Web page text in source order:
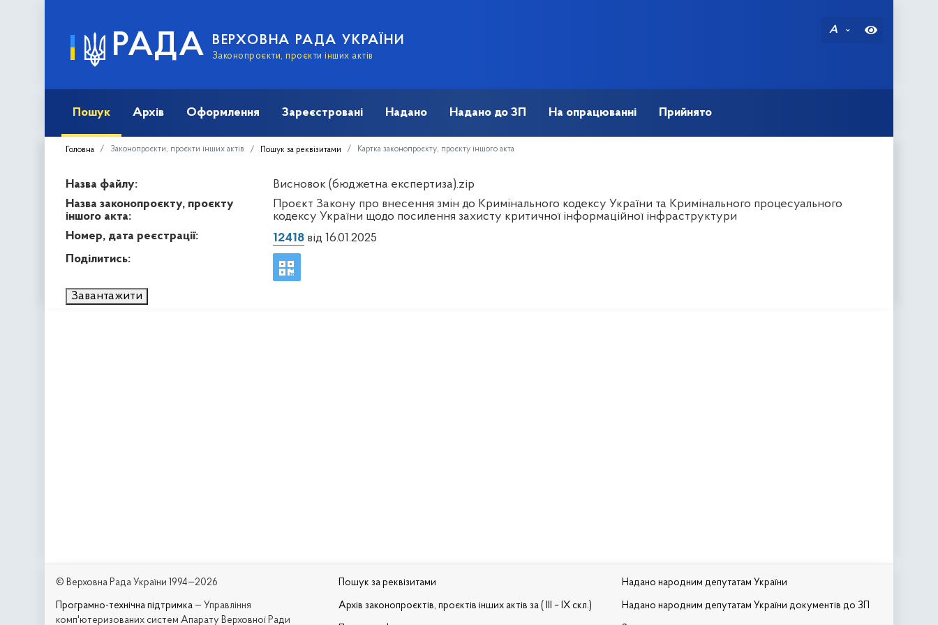
РАДА ВЕРХОВНА РАДА УКРАЇНИ
Законопроєкти, проєкти інших актів
A
Пошук Архів Оформлення Зареєстровані Надано Надано до ЗП На опрацюванні Прийнято
Головна Законопроєкти, проєкти інших актів Пошук за реквізитами Картка законопроєкту, проєкту іншого акта
Назва файлу:
Висновок (бюджетна експертиза).zip
Назва законопроєкту, проєкту
іншого акта:
Проєкт Закону про внесення змін до Кримінального кодексу України та Кримінального процесуального
кодексу України щодо посилення захисту критичної інформаційної інфраструктури
Номер, дата реєстрації:
12418від 16.01.2025
Поділитись:
Завантажити
© Верховна Рада України 1994—2026
Програмно-технічна підтримка — Управління
комп'ютеризованих систем Апарату Верховної Ради
Пошук за реквізитами
Архів законопроєктів, проєктів інших актів за ( III – IX скл.)
Надано народним депутатам України
Надано народним депутатам України документів до ЗП